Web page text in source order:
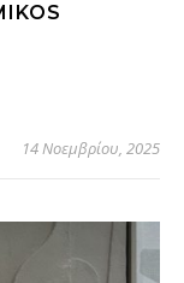
14 Νοεμβρίου, 2025